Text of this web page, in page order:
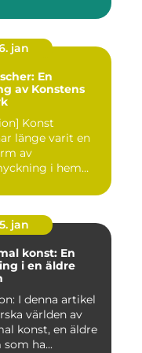
jan
En
av Konstens
Konst
länge varit en
av
i hem
jan
konst: En
i en äldre
I denna artikel
världen av
konst, en äldre
ha...